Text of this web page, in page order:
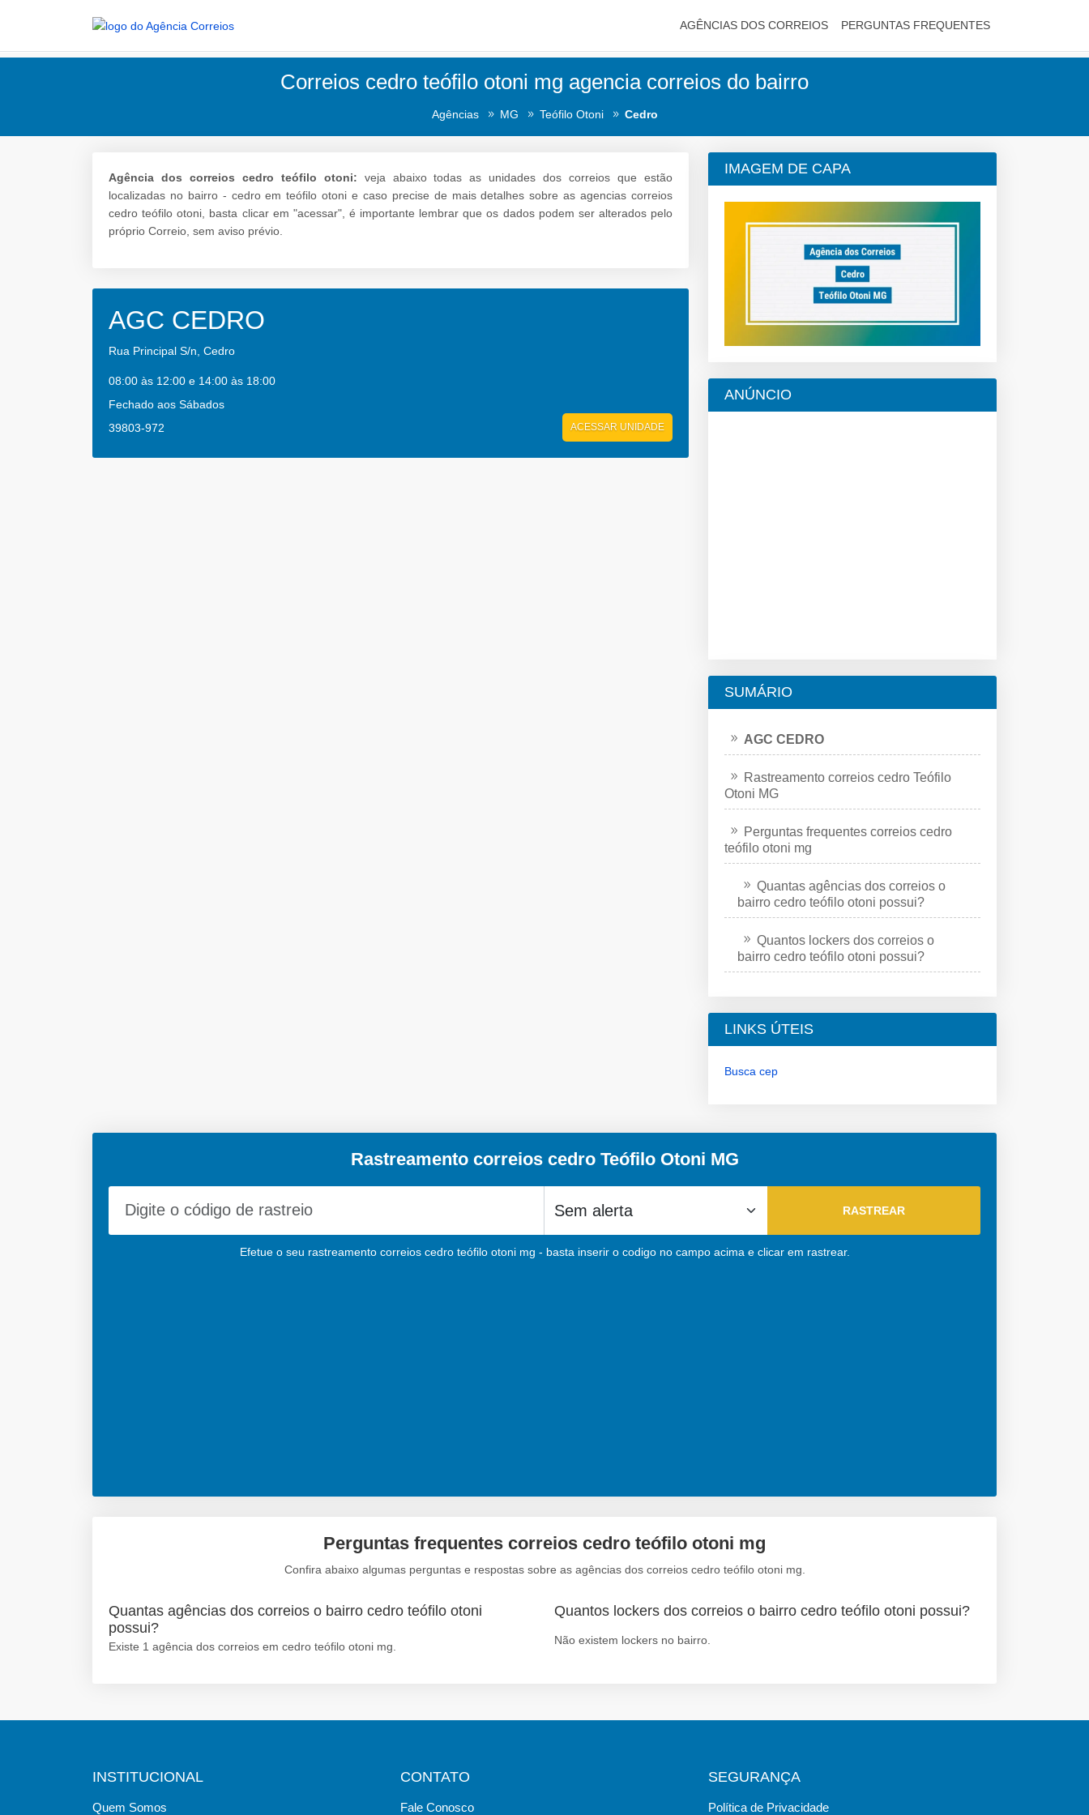
AGÊNCIAS DOS CORREIOS PERGUNTAS FREQUENTES
Correios cedro teófilo otoni mg agencia correios do bairro
Agências MG Teófilo Otoni Cedro
Agência dos correios cedro teófilo otoni: veja abaixo todas as unidades dos correios que estão
localizadas no bairro - cedro em teófilo otoni e caso precise de mais detalhes sobre as agencias correios
cedro teófilo otoni, basta clicar em "acessar", é importante lembrar que os dados podem ser alterados pelo
próprio Correio, sem aviso prévio.
AGC CEDRO
Rua Principal S/n, Cedro
08:00 às 12:00 e 14:00 às 18:00
Fechado aos Sábados
39803-972
ACESSAR UNIDADE
IMAGEM DE CAPA
ANÚNCIO
SUMÁRIO
AGC CEDRO
Rastreamento correios cedro Teófilo
Otoni MG
Perguntas frequentes correios cedro
teófilo otoni mg
Quantas agências dos correios o
bairro cedro teófilo otoni possui?
Quantos lockers dos correios o
bairro cedro teófilo otoni possui?
LINKS ÚTEIS
Busca cep
Rastreamento correios cedro Teófilo Otoni MG
Efetue o seu rastreamento correios cedro teófilo otoni mg - basta inserir o codigo no campo acima e clicar em rastrear.
Perguntas frequentes correios cedro teófilo otoni mg
Confira abaixo algumas perguntas e respostas sobre as agências dos correios cedro teófilo otoni mg.
Quantas agências dos correios o bairro cedro teófilo otoni
possui?
Existe 1 agência dos correios em cedro teófilo otoni mg.
Quantos lockers dos correios o bairro cedro teófilo otoni possui?
Não existem lockers no bairro.
INSTITUCIONAL
Quem Somos
CONTATO
Fale Conosco
SEGURANÇA
Política de Privacidade